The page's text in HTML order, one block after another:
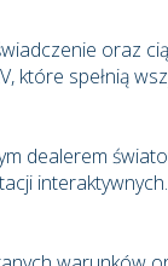
oraz
które spełnią
dealerem